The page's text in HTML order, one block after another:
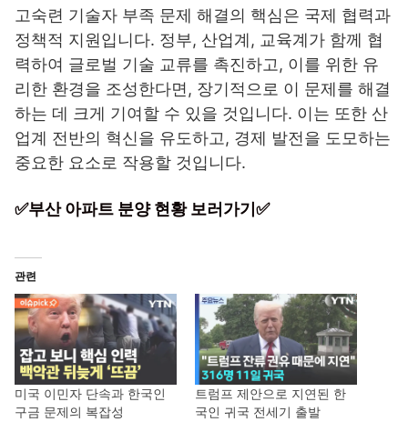
고숙련 기술자 부족 문제 해결의 핵심은 국제 협력과
정책적 지원입니다. 정부, 산업계, 교육계가 함께 협
력하여 글로벌 기술 교류를 촉진하고, 이를 위한 유
리한 환경을 조성한다면, 장기적으로 이 문제를 해결
하는 데 크게 기여할 수 있을 것입니다. 이는 또한 산
업계 전반의 혁신을 유도하고, 경제 발전을 도모하는
중요한 요소로 작용할 것입니다.
✅부산 아파트 분양 현황 보러가기✅
관련
미국 이민자 단속과 한국인
구금 문제의 복잡성
트럼프 제안으로 지연된 한
국인 귀국 전세기 출발